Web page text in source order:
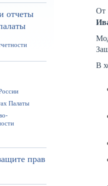
От
В
отчеты
Палаты
прав